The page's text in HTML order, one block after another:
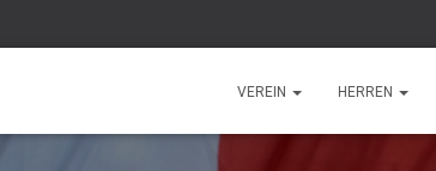
VEREIN HERREN